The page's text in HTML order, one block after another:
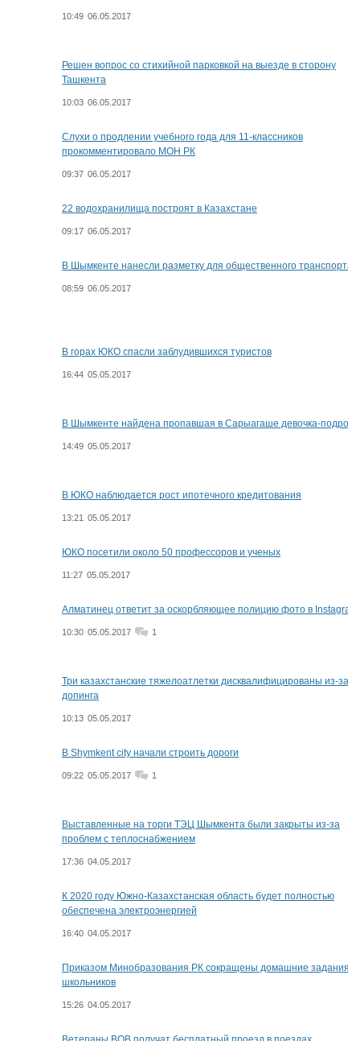
10:49 06.05.2017
Решен вопрос со стихийной парковкой на выезде в сторону
Ташкента
10:03 06.05.2017
Слухи о продлении учебного года для 11-классников
прокомментировало МОН РК
09:37 06.05.2017
22 водохранилища построят в Казахстане
09:17 06.05.2017
В Шымкенте нанесли разметку для общественного
08:59 06.05.2017
В горах ЮКО спасли заблудившихся туристов
16:44 05.05.2017
В Шымкенте найдена пропавшая в Сарыагаше девочка-
14:49 05.05.2017
В ЮКО наблюдается рост ипотечного кредитования
13:21 05.05.2017
ЮКО посетили около 50 профессоров и ученых
11:27 05.05.2017
Алматинец ответит за оскорбляющее полицию фото в
10:30 05.05.2017 1
Три казахстанские тяжелоатлетки дисквалифицированы из-за
допинга
10:13 05.05.2017
В Shymkent city начали строить дороги
09:22 05.05.2017 1
Выставленные на торги ТЭЦ Шымкента были закрыты из-за
проблем с теплоснабжением
17:36 04.05.2017
К 2020 году Южно-Казахстанская область будет полностью
обеспечена электроэнергией
16:40 04.05.2017
Приказом Минобразования РК сокращены домашние
школьников
15:26 04.05.2017